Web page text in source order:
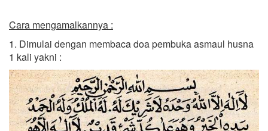
Cara mengamalkannya :
1. Dimulai dengan membaca doa pembuka asmaul husna
1 kali yakni :